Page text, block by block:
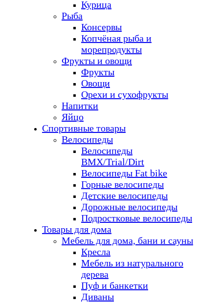
Курица
Рыба
Консервы
Копчёная рыба и
морепродукты
Фрукты и овощи
Фрукты
Овощи
Орехи и сухофрукты
Напитки
Яйцо
Спортивные товары
Велосипеды
Велосипеды
BMX/Trial/Dirt
Велосипеды Fat bike
Горные велосипеды
Детские велосипеды
Дорожные велосипеды
Подростковые велосипеды
Товары для дома
Мебель для дома, бани и сауны
Кресла
Мебель из натурального
дерева
Пуф и банкетки
Диваны